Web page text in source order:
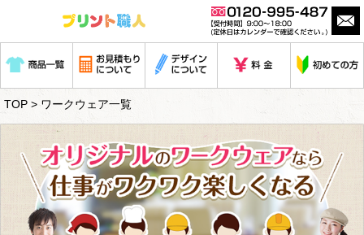
TOP > ワークウェア一覧